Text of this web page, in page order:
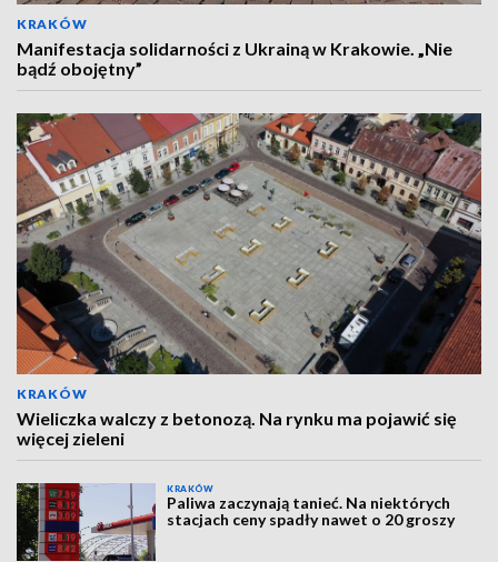
KRAKÓW
Manifestacja solidarności z Ukrainą w Krakowie. „Nie
bądź obojętny”
KRAKÓW
Wieliczka walczy z betonozą. Na rynku ma pojawić się
więcej zieleni
KRAKÓW
Paliwa zaczynają tanieć. Na niektórych
stacjach ceny spadły nawet o 20 groszy